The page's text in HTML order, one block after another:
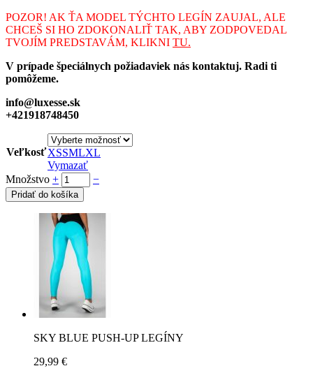
POZOR! AK ŤA MODEL TÝCHTO LEGÍN ZAUJAL, ALE
CHCEŠ SI HO ZDOKONALIŤ TAK, ABY ZODPOVEDAL
TVOJÍM PREDSTAVÁM, KLIKNI TU.
V prípade špeciálnych požiadaviek nás kontaktuj. Radi ti
pomôžeme.
info@luxesse.sk
+421918748450
VeľkosťXSSMLXL
Vymazať
Množstvo + −
Pridať do košíka
SKY BLUE PUSH-UP LEGÍNY
29,99 €